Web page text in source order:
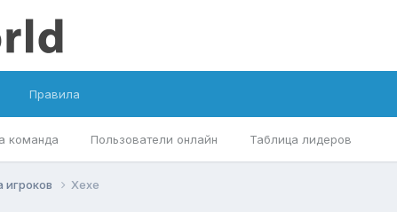
команда Пользователи онлайн Таблица лидеров
Правила
Хехе